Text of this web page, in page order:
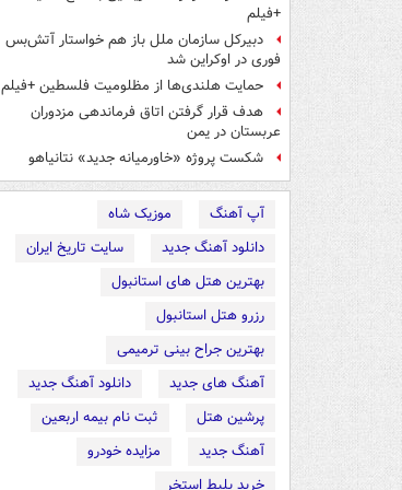
+فیلم
دبیرکل سازمان ملل باز هم خواستار آتش‌بس
فوری در اوکراین شد
حمایت هلندی‌ها از مظلومیت فلسطین +فیلم
هدف قرار گرفتن اتاق‌ فرماندهی مزدوران
عربستان در یمن
شکست پروژه «خاورمیانه جدید» نتانیاهو
آپ آهنگ
موزیک شاه
دانلود آهنگ جدید
سایت تاریخ ایران
بهترین هتل های استانبول
رزرو هتل استانبول
بهترین جراح بینی ترمیمی
آهنگ های جدید
دانلود آهنگ جدید
پرشین هتل
ثبت نام بیمه اربعین
آهنگ جدید
مزایده خودرو